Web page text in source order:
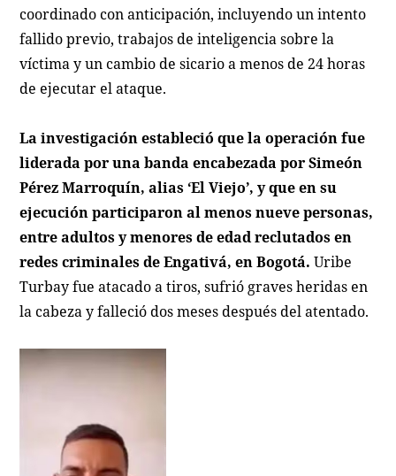
coordinado con anticipación, incluyendo un intento
fallido previo, trabajos de inteligencia sobre la
víctima y un cambio de sicario a menos de 24 horas
de ejecutar el ataque.
La investigación estableció que la operación fue
liderada por una banda encabezada por Simeón
Pérez Marroquín, alias ‘El Viejo’, y que en su
ejecución participaron al menos nueve personas,
entre adultos y menores de edad reclutados en
redes criminales de Engativá, en Bogotá. Uribe
Turbay fue atacado a tiros, sufrió graves heridas en
la cabeza y falleció dos meses después del atentado.